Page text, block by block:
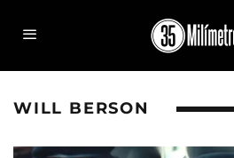
WILL BERSON